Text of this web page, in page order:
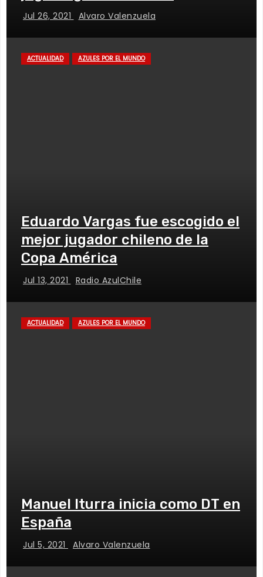
Jul 26, 2021 Alvaro Valenzuela
ACTUALIDAD AZULES POR EL MUNDO
Eduardo Vargas fue escogido el
mejor jugador chileno de la
Copa América
Jul 13, 2021 Radio AzulChile
ACTUALIDAD AZULES POR EL MUNDO
Manuel Iturra inicia como DT en
España
Jul 5, 2021 Alvaro Valenzuela